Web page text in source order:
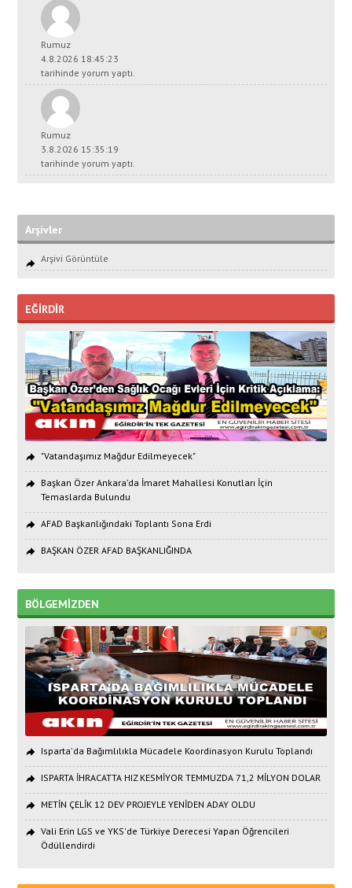
Rumuz
4.8.2026 18:45:23
tarihinde yorum yaptı.
Rumuz
3.8.2026 15:35:19
tarihinde yorum yaptı.
Arşivler
Arşivi Görüntüle
EĞİRDİR
"Vatandaşımız Mağdur Edilmeyecek"
Başkan Özer Ankara’da İmaret Mahallesi Konutları İçin
Temaslarda Bulundu
AFAD Başkanlığındaki Toplantı Sona Erdi
BAŞKAN ÖZER AFAD BAŞKANLIĞINDA
BÖLGEMİZDEN
Isparta'da Bağımlılıkla Mücadele Koordinasyon Kurulu Toplandı
ISPARTA İHRACATTA HIZ KESMİYOR TEMMUZDA 71,2 MİLYON DOLAR
METİN ÇELİK 12 DEV PROJEYLE YENİDEN ADAY OLDU
Vali Erin LGS ve YKS'de Türkiye Derecesi Yapan Öğrencileri
Ödüllendirdi